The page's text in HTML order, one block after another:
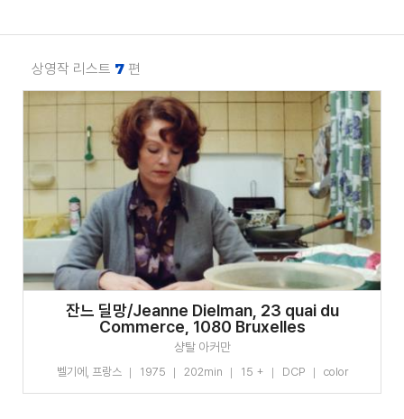
상영작 리스트 7 편
잔느 딜망/Jeanne Dielman, 23 quai du
Commerce, 1080 Bruxelles
샹탈 아커만
벨기에, 프랑스 1975 202min 15 + DCP color